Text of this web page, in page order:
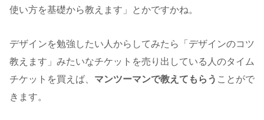
使い方を基礎から教えます」とかですかね。
デザインを勉強したい人からしてみたら「デザインのコツ
教えます」みたいなチケットを売り出している人のタイム
チケットを買えば、 マンツーマンで教えてもらう ことがで
きます。